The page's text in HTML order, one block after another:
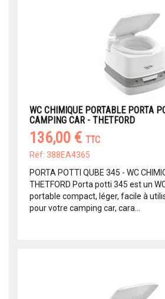
WC CHIMIQUE PORTABLE PORTA
CAMPING CAR - THETFORD
136,00 € TTC
Réf: 388EA4365
PORTA POTTI QUBE 345 - WC
THETFORD Porta potti 345 est un
portable compact, léger, facile à
pour votre camping car, cara...